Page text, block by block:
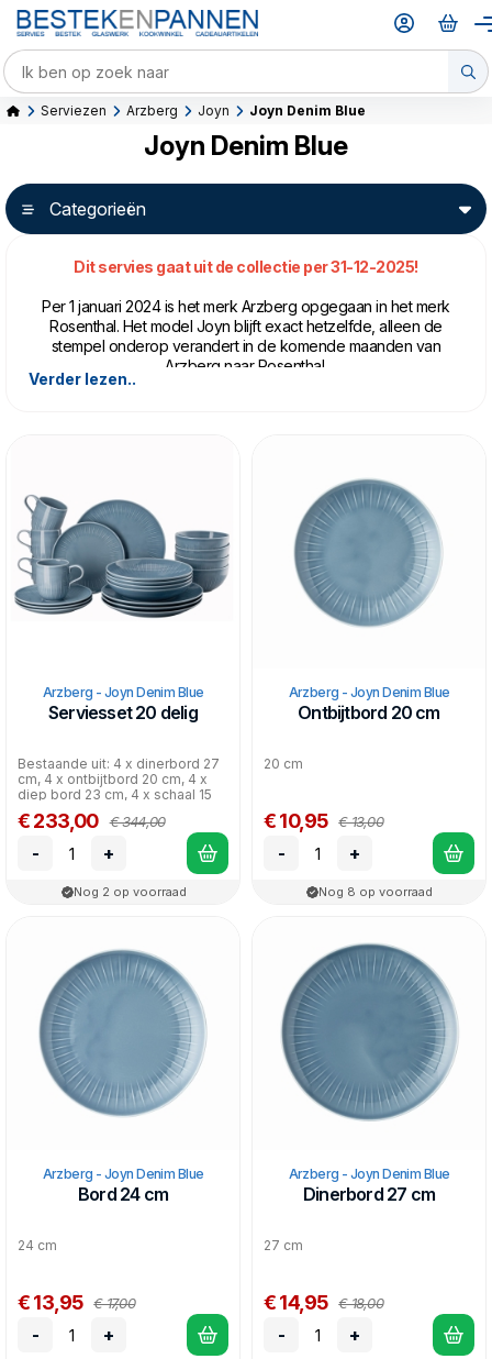
Serviezen Arzberg Joyn Joyn Denim Blue
Joyn Denim Blue
Categorieën
Dit servies gaat uit de collectie per 31-12-2025!
Per 1 januari 2024 is het merk Arzberg opgegaan in het merk
Rosenthal. Het model Joyn blijft exact hetzelfde, alleen de
stempel onderop verandert in de komende maanden van
Arzberg naar Rosenthal.
Als een goede spijkerbroek, dat is de nieuwe kleur Denim
hem in de aankleding! Met een mooi tafelkleed is Joyn Denim
Blue perfect voor een feestelijke gelegenheid, en door de
eenvoudige vormen is het ook mooi voor de casual
doordeweekse avondmaaltijd.
Stevig porselein maakt Arzberg Joyn Denim Blue heel
geschikt voor dagelijks gebruik.
Verder lezen..
Arzberg - Joyn Denim Blue
Serviesset 20 delig
Bestaande uit: 4 x dinerbord 27
cm, 4 x ontbijtbord 20 cm, 4 x
diep bord 23 cm, 4 x schaal 15
cm, 4 x bek...
€ 233,00 € 344,00
- +
Nog 2 op voorraad
Arzberg - Joyn Denim Blue
Ontbijtbord 20 cm
20 cm
€ 10,95 € 13,00
- +
Nog 8 op voorraad
Arzberg - Joyn Denim Blue
Bord 24 cm
24 cm
€ 13,95 € 17,00
- +
Arzberg - Joyn Denim Blue
Dinerbord 27 cm
27 cm
€ 14,95 € 18,00
- +